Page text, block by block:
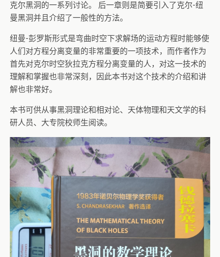
克尔黑洞的一系列讨论。 后一章则是简要引入了克尔-纽
曼黑洞并且介绍了一般性的方法。
纽曼-彭罗斯形式是弯曲时空下求解场的运动方程时能够使
人们对方程分离变量的非常重要的一项技术，而作者作为
首先对克尔时空狄拉克方程分离变量的人，对这一技术的
理解和掌握也非常深刻，因此本书对这个技术的介绍和讲
解也非常好。
本书可供从事黑洞理论和相对论、天体物理和天文学的科
研人员、大专院校师生阅读。